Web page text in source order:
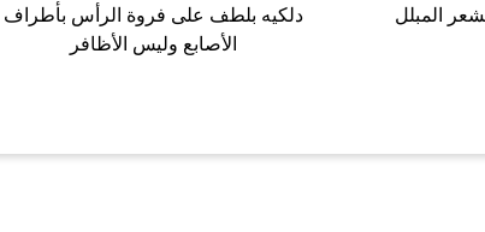
المبلل
دلكيه بلطف على فروة الرأس بأطراف
الأصابع وليس الأظافر